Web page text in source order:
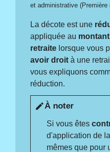
et administrative (Première
La décote est une
appliquée au
retraite lorsque vous
avoir droit à une
vous expliquons
réduction.
editÀ noter
Si vous êtes
d'application de
mêmes que pour